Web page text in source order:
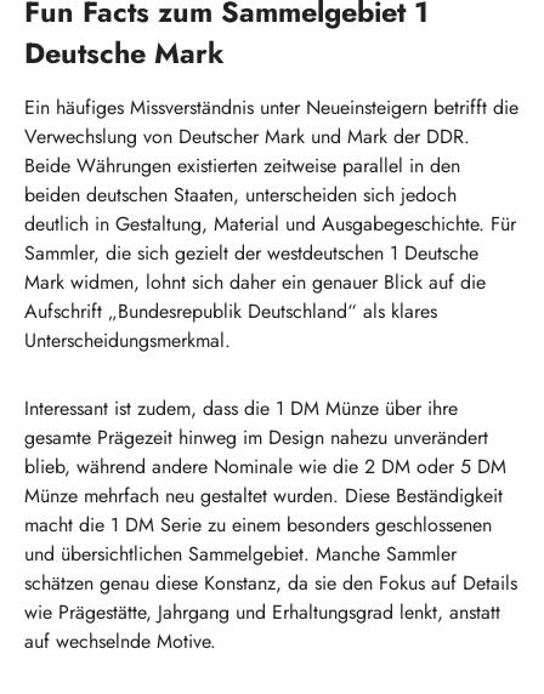
Fun Facts zum Sammelgebiet 1
Deutsche Mark
Ein häufiges Missverständnis unter Neueinsteigern betrifft die
Verwechslung von Deutscher Mark und Mark der DDR.
Beide Währungen existierten zeitweise parallel in den
beiden deutschen Staaten, unterscheiden sich jedoch
deutlich in Gestaltung, Material und Ausgabegeschichte. Für
Sammler, die sich gezielt der westdeutschen 1 Deutsche
Mark widmen, lohnt sich daher ein genauer Blick auf die
Aufschrift „Bundesrepublik Deutschland“ als klares
Unterscheidungsmerkmal.
Interessant ist zudem, dass die 1 DM Münze über ihre
gesamte Prägezeit hinweg im Design nahezu unverändert
blieb, während andere Nominale wie die 2 DM oder 5 DM
Münze mehrfach neu gestaltet wurden. Diese Beständigkeit
macht die 1 DM Serie zu einem besonders geschlossenen
und übersichtlichen Sammelgebiet. Manche Sammler
schätzen genau diese Konstanz, da sie den Fokus auf Details
wie Prägestätte, Jahrgang und Erhaltungsgrad lenkt, anstatt
auf wechselnde Motive.